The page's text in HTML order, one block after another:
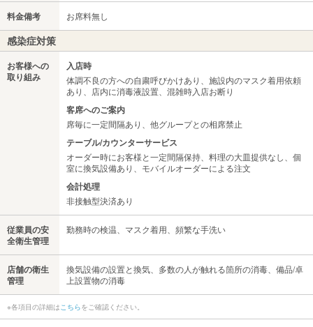
料金備考 お席料無し
感染症対策
お客様への
取り組み
入店時
体調不良の方への自粛呼びかけあり、施設内のマスク着用依頼
あり、店内に消毒液設置、混雑時入店お断り
客席へのご案内
席毎に一定間隔あり、他グループとの相席禁止
テーブル/カウンターサービス
オーダー時にお客様と一定間隔保持、料理の大皿提供なし、個
室に換気設備あり、モバイルオーダーによる注文
会計処理
非接触型決済あり
従業員の安
全衛生管理
勤務時の検温、マスク着用、頻繁な手洗い
店舗の衛生
管理
換気設備の設置と換気、多数の人が触れる箇所の消毒、備品/卓
上設置物の消毒
※各項目の詳細は こちらをご確認ください。